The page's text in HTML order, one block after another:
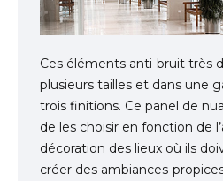
Ces éléments anti-bruit très
plusieurs tailles et dans une
trois finitions. Ce panel de
de les choisir en fonction de
décoration des lieux où ils
créer des ambiances-